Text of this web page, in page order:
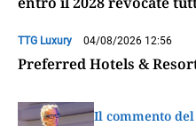
TTG Luxury 04/08/2026 12:56
Preferred Hotels &
Il commento